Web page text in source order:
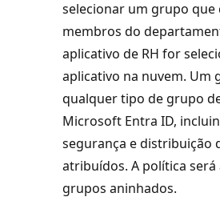
selecionar um grupo
membros do
aplicativo de RH for
aplicativo na nuvem. Um
qualquer tipo de grupo
Microsoft Entra ID,
segurança e distribuição
atribuídos. A política
grupos aninhados.